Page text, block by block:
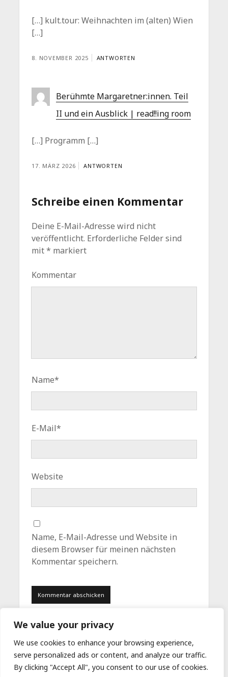
We value your privacy
We use cookies to enhance your browsing experience,
serve personalized ads or content, and analyze our traffic.
By clicking "Accept All", you consent to our use of cookies.
[…] kult.tour: Weihnachten im (alten) Wien
[…]
8. NOVEMBER 2025 ANTWORTEN
Berühmte Margaretner:innen. Teil
II und ein Ausblick | read!!ing room
[…] Programm […]
17. MÄRZ 2026 ANTWORTEN
Schreibe einen Kommentar
Deine E-Mail-Adresse wird nicht
veröffentlicht. Erforderliche Felder sind
mit* markiert
Kommentar
Name*
E-Mail*
Website
Name, E-Mail-Adresse und Website in
diesem Browser für meinen nächsten
Kommentar speichern.